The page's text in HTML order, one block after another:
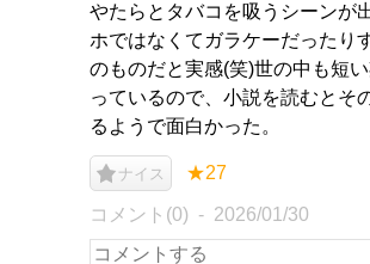
やたらとタバコを吸うシーンが
ホではなくてガラケーだったり
のものだと実感(笑)世の中も短
っているので、小説を読むとそ
るようで面白かった。
ナイス ★27
コメント(0) 2026/01/30